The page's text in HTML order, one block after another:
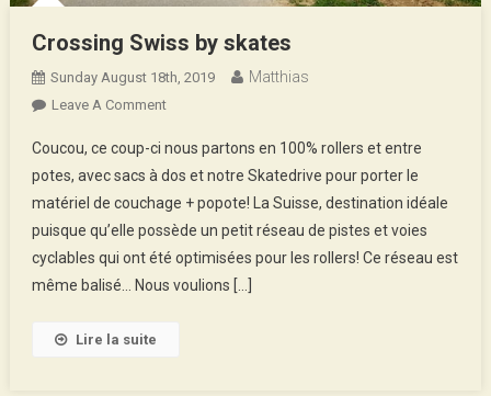
Crossing Swiss by skates
Sunday August 18th, 2019 Matthias
Leave A CommentOn
Swiss
By
Skates
Coucou, ce coup-ci nous partons en 100% rollers et entre
potes, avec sacs à dos et notre Skatedrive pour porter le
matériel de couchage + popote! La Suisse, destination idéale
puisque qu’elle possède un petit réseau de pistes et voies
cyclables qui ont été optimisées pour les rollers! Ce réseau est
même balisé… Nous voulions […]
Lire la suite